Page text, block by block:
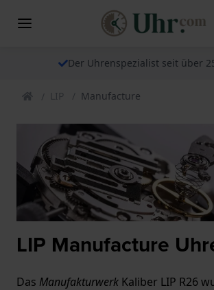
Der Uhrenspezialist seit über
LIP Manufacture
LIP Manufacture
Das Manufakturwerk Kaliber LIP R26